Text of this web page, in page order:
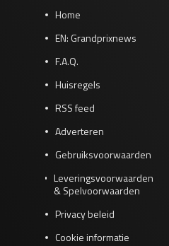
Home
EN: Grandprixnews
F.A.Q.
Huisregels
RSS feed
Adverteren
Gebruiksvoorwaarden
Leveringsvoorwaarden
& Spelvoorwaarden
Privacy beleid
Cookie informatie